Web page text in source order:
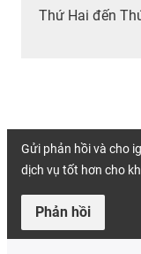
Thứ Hai đến
Gửi phản hồi và cho
dịch vụ tốt hơn cho
Phản hồi